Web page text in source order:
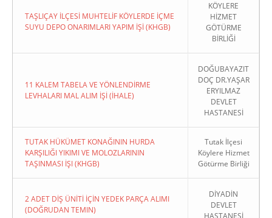
TAŞLIÇAY İLÇESİ MUHTELİF KÖYLERDE İÇME
SUYU DEPO ONARIMLARI YAPIM İŞİ (KHGB)
KÖYLERE
HİZMET
GÖTÜRME
BİRLİĞİ
11 KALEM TABELA VE YÖNLENDİRME
LEVHALARI MAL ALIM İŞİ (İHALE)
DOĞUBAYAZIT
DOÇ DR.YAŞAR
ERYILMAZ
DEVLET
HASTANESİ
TUTAK HÜKÜMET KONAĞININ HURDA
KARŞILIĞI YIKIMI VE MOLOZLARININ
TAŞINMASI İŞI (KHGB)
Tutak İlçesi
Köylere Hizmet
Götürme Birliği
2 ADET DİŞ ÜNİTİ İÇİN YEDEK PARÇA ALIMI
(DOĞRUDAN TEMIN)
DİYADİN
DEVLET
HASTANESİ